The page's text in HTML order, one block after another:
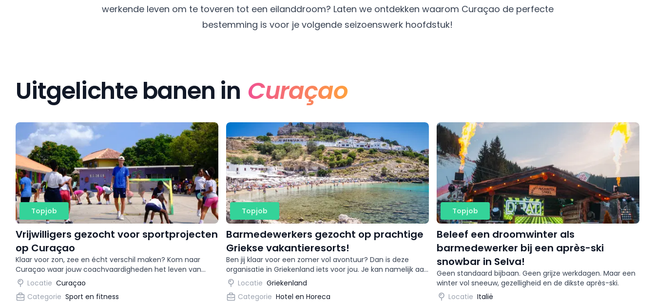
werkende leven om te toveren tot een eilanddroom? Laten we ontdekken waarom Curaçao de perfecte
bestemming is voor je volgende seizoenswerk hoofdstuk!
Uitgelichte banen in Curaçao
Topjob
Vrijwilligers gezocht voor sportprojecten
op Curaçao
Klaar voor zon, zee en écht verschil maken? Kom naar
Curaçao waar jouw coachvaardigheden het leven van
kansarme jongeren kunnen veranderen! 🌴
Locatie Curaçao
Categorie Sport en fitness
Topjob
Barmedewerkers gezocht op prachtige
Griekse vakantieresorts!
Ben jij klaar voor een zomer vol avontuur? Dan is deze
organisatie in Griekenland iets voor jou. Je kan namelijk aan
de slag als bartender op prachtige
vakantiebestemmingen!
Locatie Griekenland
Categorie Hotel en Horeca
Topjob
Beleef een droomwinter als
barmedewerker bij een après-ski
snowbar in Selva!
Geen standaard bijbaan. Geen grijze werkdagen. Maar een
winter vol sneeuw, gezelligheid en de dikste après-ski.
Locatie Italië